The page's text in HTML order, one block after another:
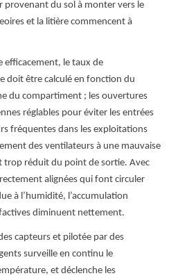
provenant du sol à monter vers le
et la litière commencent à
efficacement, le taux de
doit être calculé en fonction du
du compartiment ; les ouvertures
réglables pour éviter les entrées
fréquentes dans les exploitations
des ventilateurs à une mauvaise
trop réduit du point de sortie. Avec
alignées qui font circuler
à l’humidité, l’accumulation
diminuent nettement.
capteurs et pilotée par des
surveille en continu le
et déclenche les